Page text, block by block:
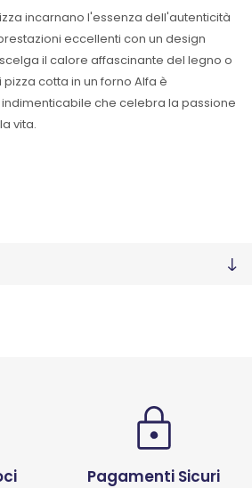
incarnano l'essenza dell'autenticità
eccellenti con un design
il calore affascinante del legno o
cotta in un forno Alfa è
che celebra la passione
vita.
Pagamenti Sicuri